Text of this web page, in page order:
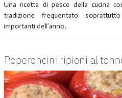
Una ricetta di pesce della cucina
tradizione frequentato
importanti dell’anno.
Peperoncini ripieni al